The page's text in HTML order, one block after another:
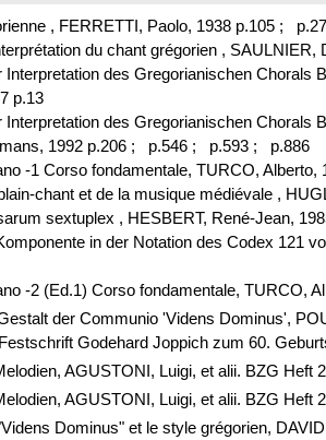
, FERRETTI, Paolo, 1938 p.105 ;
du chant grégorien , SAULNIER,
Interpretation des Gregorianischen
p.13
Interpretation des Gregorianischen Chorals
1992 p.206 ;
p.546 ; p.593 ;
p.886
-1 Corso fondamentale, TURCO, Alberto,
chant et de la musique médiévale ,
sextuplex , HESBERT, René-Jean,
in der Notation des Codex 121
-2 (Ed.1) Corso fondamentale, TURCO,
der Communio 'Videns Dominus',
Godehard Joppich zum 60.
AGUSTONI, Luigi, et alii. BZG Heft
AGUSTONI, Luigi, et alii. BZG Heft
Dominus" et le style grégorien,